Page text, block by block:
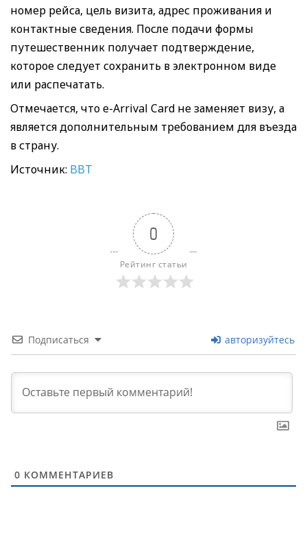
номер рейса, цель визита, адрес проживания и
контактные сведения. После подачи формы
путешественник получает подтверждение,
которое следует сохранить в электронном виде
или распечатать.
Отмечается, что e-Arrival Card не заменяет визу, а
является дополнительным требованием для въезда
в страну.
Источник: BBT
0
Рейтинг статьи
Подписаться авторизуйтесь
0 КОММЕНТАРИЕВ